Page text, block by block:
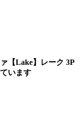
【Lake】レーク 3P
います